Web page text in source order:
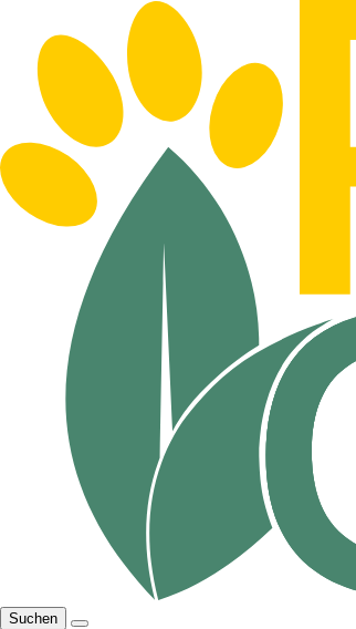
Suchen